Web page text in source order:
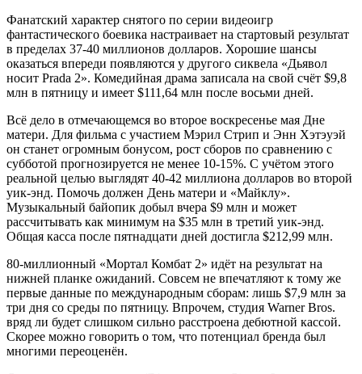
Фанатский характер снятого по серии видеоигр
фантастического боевика настраивает на стартовый результат
в пределах 37-40 миллионов долларов. Хорошие шансы
оказаться впереди появляются у другого сиквела «Дьявол
носит Prada 2». Комедийная драма записала на свой счёт $9,8
млн в пятницу и имеет $111,64 млн после восьми дней.
Всё дело в отмечающемся во второе воскресенье мая Дне
матери. Для фильма с участием Мэрил Стрип и Энн Хэтэуэй
он станет огромным бонусом, рост сборов по сравнению с
субботой прогнозируется не менее 10-15%. С учётом этого
реальной целью выглядят 40-42 миллиона долларов во второй
уик-энд. Помочь должен День матери и «Майклу».
Музыкальный байопик добыл вчера $9 млн и может
рассчитывать как минимум на $35 млн в третий уик-энд.
Общая касса после пятнадцати дней достигла $212,99 млн.
80-миллионный «Мортал Комбат 2» идёт на результат на
нижней планке ожиданий. Совсем не впечатляют к тому же
первые данные по международным сборам: лишь $7,9 млн за
три дня со среды по пятницу. Впрочем, студия Warner Bros.
вряд ли будет слишком сильно расстроена дебютной кассой.
Скорее можно говорить о том, что потенциал бренда был
многими переоценён.